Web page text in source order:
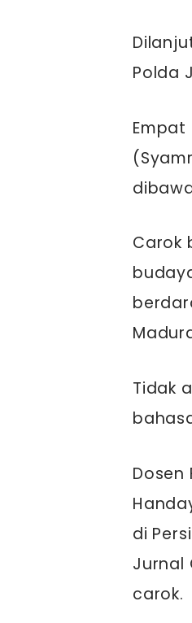
Polda
Empat
Carok
Tidak
Dosen
di
Jurnal
carok.